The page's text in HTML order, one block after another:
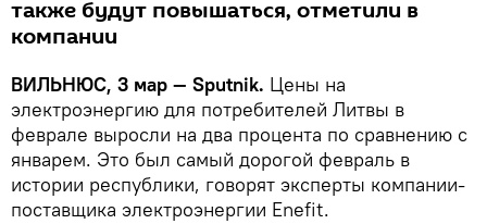
также будут повышаться, отметили в
компании
ВИЛЬНЮС, 3 мар — Sputnik. Цены на
электроэнергию для потребителей Литвы в
феврале выросли на два процента по сравнению с
январем. Это был самый дорогой февраль в
истории республики, говорят эксперты компании-
поставщика электроэнергии Enefit.